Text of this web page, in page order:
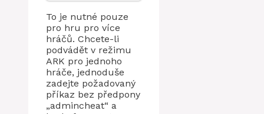
To je nutné pouze
pro hru pro více
hráčů. Chcete-li
podvádět v režimu
ARK pro jednoho
hráče, jednoduše
zadejte požadovaný
příkaz bez předpony
„admincheat“ a